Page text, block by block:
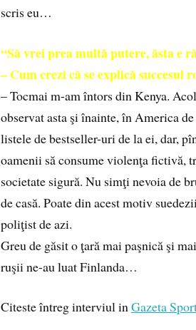
scris eu…
“Să vrei prea multă putere, ăsta e
– Cum crezi că se explică
– Tocmai m-am întors din Kenya.
observat asta şi înainte, în America
listele de bestseller-uri de la ei, dar,
oamenii să consume violenţa fictivă,
societate sigură. Nu simţi nevoia de
de casă. Poate din acest motiv
poliţist de azi.
Greu de găsit o ţară mai paşnică şi
ruşii ne-au luat Finlanda…
Citeste întreg interviul inGazeta